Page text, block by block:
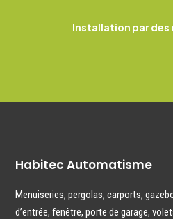
Installation par des
Habitec Automatisme
Menuiseries,pergolas,carports,
d’entrée,fenêtre, porte de garage,